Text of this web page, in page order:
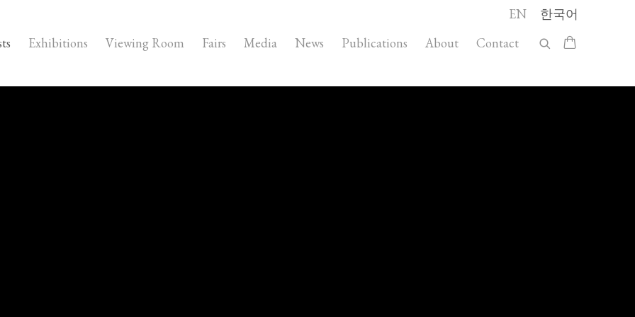
Exhibitions Viewing Room Fairs Media News Publications About Contact
EN 한국어